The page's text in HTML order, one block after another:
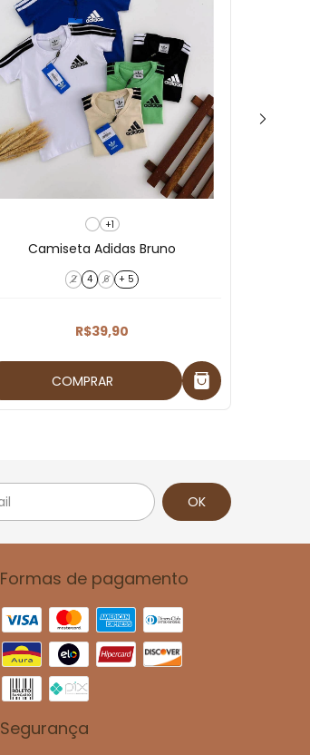
+1
Camiseta Adidas Bruno
2 4 6 + 5
R$39,90
COMPRAR
Formas de pagamento
Segurança